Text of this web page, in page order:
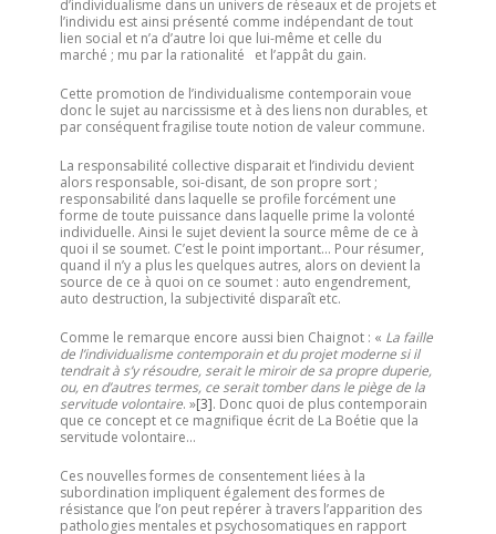
d’individualisme dans un univers de réseaux et de projets et
l’individu est ainsi présenté comme indépendant de tout
lien social et n’a d’autre loi que lui-même et celle du
marché ; mu par la rationalité et l’appât du gain.
Cette promotion de l’individualisme contemporain voue
donc le sujet au narcissisme et à des liens non durables, et
par conséquent fragilise toute notion de valeur commune.
La responsabilité collective disparait et l’individu devient
alors responsable, soi-disant, de son propre sort ;
responsabilité dans laquelle se profile forcément une
forme de toute puissance dans laquelle prime la volonté
individuelle. Ainsi le sujet devient la source même de ce à
quoi il se soumet. C’est le point important… Pour résumer,
quand il n’y a plus les quelques autres, alors on devient la
source de ce à quoi on ce soumet : auto engendrement,
auto destruction, la subjectivité disparaît etc.
Comme le remarque encore aussi bien Chaignot : « La faille
de l’individualisme contemporain et du projet moderne si il
tendrait à s’y résoudre, serait le miroir de sa propre duperie,
ou, en d’autres termes, ce serait tomber dans le piège de la
servitude volontaire. »[3]. Donc quoi de plus contemporain
que ce concept et ce magnifique écrit de La Boétie que la
servitude volontaire…
Ces nouvelles formes de consentement liées à la
subordination impliquent également des formes de
résistance que l’on peut repérer à travers l’apparition des
pathologies mentales et psychosomatiques en rapport